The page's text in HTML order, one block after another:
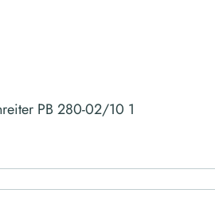
РВ 280-02/10 1